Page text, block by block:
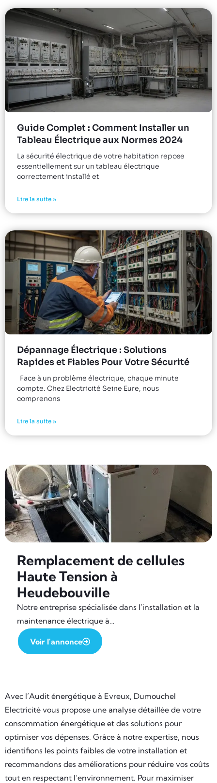
Guide Complet : Comment Installer un
Tableau Électrique aux Normes 2024
La sécurité électrique de votre habitation repose
essentiellement sur un tableau électrique
correctement installé et
Lire la suite »
Dépannage Électrique : Solutions
Rapides et Fiables Pour Votre Sécurité
Face à un problème électrique, chaque minute
compte. Chez Electricité Seine Eure, nous
comprenons
Lire la suite »
Remplacement de cellules
Haute Tension à
Heudebouville
Notre entreprise spécialisée dans l’installation et la
maintenance électrique à…
Voir l'annonce
Avec l’Audit énergétique à Evreux, Dumouchel
Electricité vous propose une analyse détaillée de votre
consommation énergétique et des solutions pour
optimiser vos dépenses. Grâce à notre expertise, nous
identifions les points faibles de votre installation et
recommandons des améliorations pour réduire vos coûts
tout en respectant l’environnement. Pour maximiser